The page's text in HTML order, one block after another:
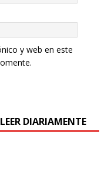
y web en este
DIARIAMENTE